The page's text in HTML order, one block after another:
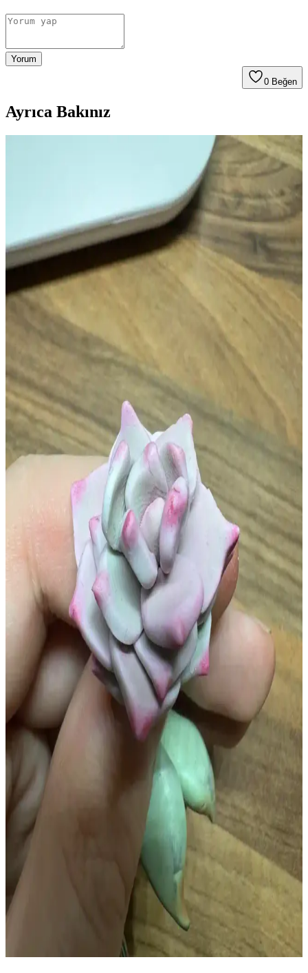
Yorum
0 Beğen
Ayrıca Bakınız
Polimer Kil ile Detaylı Wall-E Minyatür Model
Yapımı ve Metalik Görünüm Teknikleri
Polimer kil kullanılarak yapılan Wall-E minyatür modeli, metalik
boya ve alkol bazlı kalem teknikleriyle gerçekçi ve detaylı bir
görünüm kazanıyor. Küçük boyutta güçlü ifadeler yaratılıyor.
Polimer Kil, Taklit Kürk ve Pan Pastel ile Minyatür
Sanatında Gerçekçilik Yaratma Teknikleri
Minyatür figür yapımında polimer kil, taklit kürk ve pan pastel
malzemeleri kullanılarak gerçekçi ve detaylı eserler
oluşturulmaktadır. Teknikler ve uygulama süreçleri detaylıca ele
Polimer Kil ile Çakmak Kılıfı Yapımı: Teknikler,
Malzemeler ve Deneyimler
Polimer kil ile çakmak kılıfı yapımında alüminyum folyo kalıbı
kullanımı, kilin şekillendirilmesi ve pişirme süreçleri
detaylandırılmaktadır. Tasarım ve dayanıklılık için öneriler
sunulmaktadır.
Polimer Kil Figürlerde Göz Tasarımı: Korkutucu
İfadenin Yumuşatılması Teknikleri ve Malzeme
Polimer kil figürlerde göz tasarımında korkutucu ifadeyi azaltmak
için göz kapakları, göz bebeği ayarları ve beyaz yansımalar gibi
teknikler kullanılır. Doğru malzeme seçimi figürlerin dayanıklılığını
Polimer Kil ve Armature Tel ile Gerçekçi Caterpie ve
Bulbasaur Heykelleri Üretimi
Polimer kil ve armature tel kullanılarak yapılan Caterpie ve
Bulbasaur heykelleri, detaylı doku çalışmaları ve esneklik sayesinde
gerçekçi ve dayanıklı sanat eserleri olarak öne çıkıyor.
Saç İlhamlı Polimer Kil Vazo Tasarımı: Teknikler ve
Yapım Süreci Detayları
Saçın doğal düşüşü ve renk geçişlerinden ilham alan polimer kil
vazo, detaylı kıvrımlar ve bilinçli hizalanmayan renklerle özgünlük
kazanıyor. Üretim sürecinde ekstruder ve fırınlama teknikleri
kullanıldı.
Tiny Cat Village: Yeti'nin Ahşap Kulübesi ve
Minyatür Polimer Kil Sanatının Detayları
Tiny Cat Village serisi, Yeti'nin rustik ahşap kulübesi ve minyatür
polimer kil figürleriyle detaylı ve gerçekçi sahneler sunuyor. Sanatçı,
tasarımda özgünlük ve sıcak atmosfer yaratıyor.
Polimer Kil ile Anahtarlık İçin Sukulent Yapımı ve
Karşılaşılan Zorluklar
Polimer kil ile anahtarlık için sukulent yapımı, doğru boyutlandırma,
kilin yumuşaklığı, parmak izleri ve dayanıklılık gibi zorluklar içerir.
Pratik ve sabırla başarılı sonuçlar elde edilir.